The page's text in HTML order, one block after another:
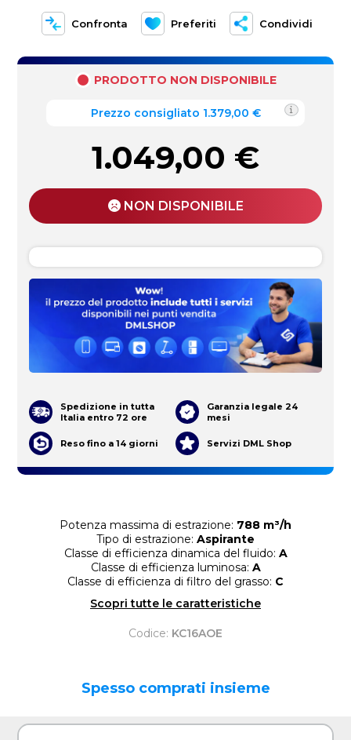
Confronta Preferiti Condividi
Potenza massima di estrazione: 788 m³/h
Tipo di estrazione: Aspirante
Classe di efficienza dinamica del fluido: A
Classe di efficienza luminosa: A
Classe di efficienza di filtro del grasso: C
Scopri tutte le caratteristiche
Codice: KC16AOE
PRODOTTO NON DISPONIBILE
Prezzo consigliato 1.379,00 €
1.049,00 €
NON DISPONIBILE
Spedizione in tutta
Italia entro 72 ore
Garanzia legale 24
mesi
Reso fino a 14 giorni Servizi DML Shop
Spesso comprati insieme